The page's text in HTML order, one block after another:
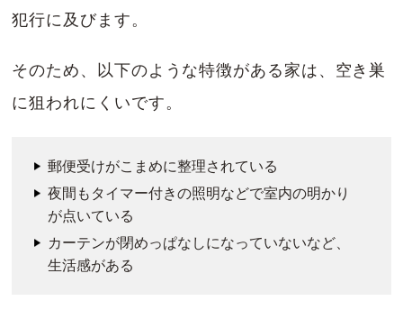
犯行に及びます。
そのため、以下のような特徴がある家は、空き巣
に狙われにくいです。
郵便受けがこまめに整理されている
夜間もタイマー付きの照明などで室内の明かり
が点いている
カーテンが閉めっぱなしになっていないなど、
生活感がある